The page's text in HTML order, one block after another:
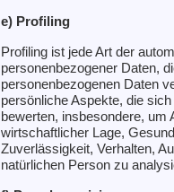
e) Profiling
Profiling ist jede Art der
personenbezogener Daten,
personenbezogenen Daten
persönliche Aspekte, die
bewerten, insbesondere, um
wirtschaftlicher Lage,
Zuverlässigkeit, Verhalten,
natürlichen Person zu